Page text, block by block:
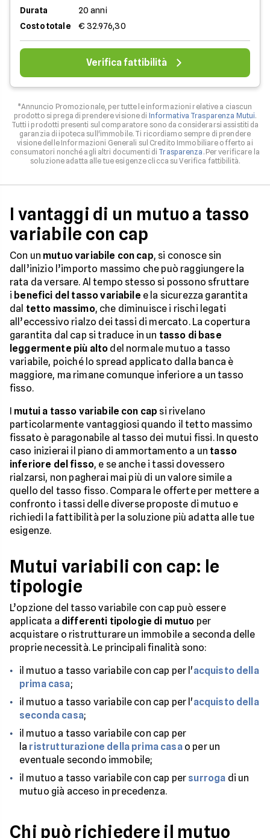
Durata
20 anni
Costo totale
€ 32.976,30
Verifica fattibilità
*Annuncio Promozionale, per tutte le informazioni relative a ciascun
prodotto si prega di prendere visione di Informativa Trasparenza Mutui.
Tutti i prodotti presenti sul comparatore sono da considerarsi assistiti da
garanzia di ipoteca sull'immobile. Ti ricordiamo sempre di prendere
visione delle Informazioni Generali sul Credito Immobiliare offerto ai
consumatori nonché agli altri documenti di Trasparenza . Per verificare la
soluzione adatta alle tue esigenze clicca su Verifica fattibilità.
I vantaggi di un mutuo a tasso
variabile con cap
Con un mutuo variabile con cap, si conosce sin
dall’inizio l’importo massimo che può raggiungere la
rata da versare. Al tempo stesso si possono sfruttare
i benefici del tasso variabile e la sicurezza garantita
dal tetto massimo, che diminuisce i rischi legati
all’eccessivo rialzo dei tassi di mercato. La copertura
garantita dal cap si traduce in un tasso di base
leggermente più alto del normale mutuo a tasso
variabile, poiché lo spread applicato dalla banca è
maggiore, ma rimane comunque inferiore a un tasso
fisso.
I mutui a tasso variabile con cap si rivelano
particolarmente vantaggiosi quando il tetto massimo
fissato è paragonabile al tasso dei mutui fissi. In questo
caso inizierai il piano di ammortamento a un tasso
inferiore del fisso, e se anche i tassi dovessero
rialzarsi, non pagherai mai più di un valore simile a
quello del tasso fisso. Compara le offerte per mettere a
confronto i tassi delle diverse proposte di mutuo e
richiedi la fattibilità per la soluzione più adatta alle tue
esigenze.
Mutui variabili con cap: le
tipologie
L’opzione del tasso variabile con cap può essere
applicata a differenti tipologie di mutuo per
acquistare o ristrutturare un immobile a seconda delle
proprie necessità. Le principali finalità sono:
il mutuo a tasso variabile con cap per l'acquisto della
prima casa;
il mutuo a tasso variabile con cap per l'acquisto della
seconda casa;
il mutuo a tasso variabile con cap per
la ristrutturazione della prima casao per un
eventuale secondo immobile;
il mutuo a tasso variabile con cap per surroga di un
mutuo già acceso in precedenza.
Chi può richiedere il mutuo